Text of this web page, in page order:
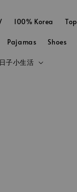
100% Korea Top
Pajamas Shoes
子小生活